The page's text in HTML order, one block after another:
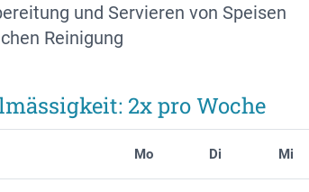
und Servieren von Speisen
Reinigung
2x pro Woche
Mo Di Mi